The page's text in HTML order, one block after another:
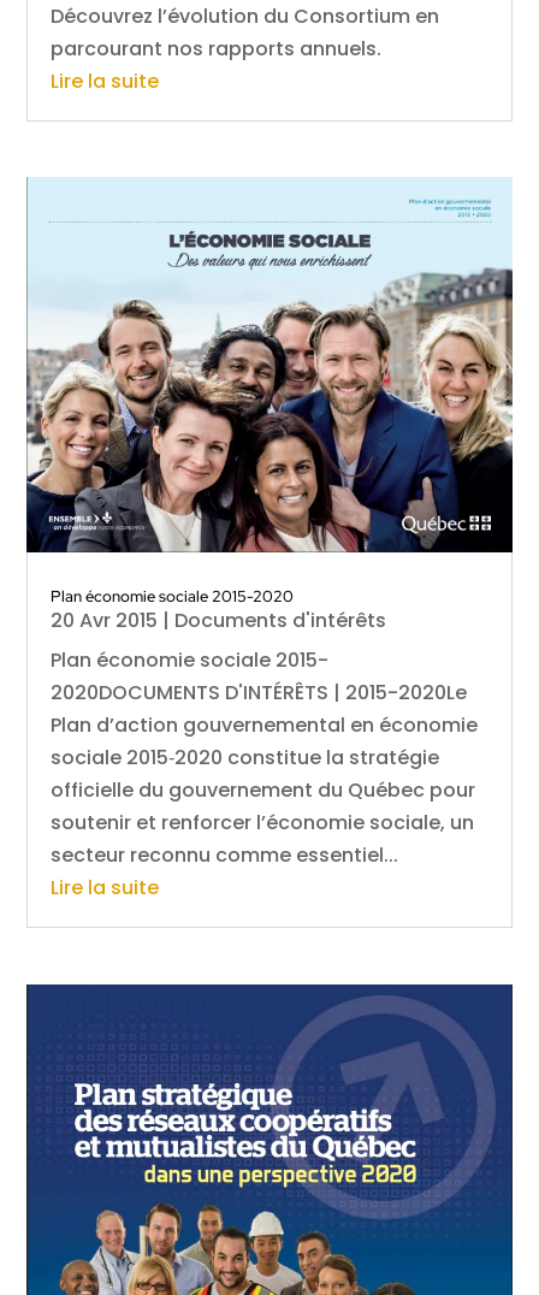
Découvrez l’évolution du Consortium en
parcourant nos rapports annuels.
Lire la suite
Plan économie sociale 2015-2020
20 Avr 2015 | Documents d'intérêts
Plan économie sociale 2015-
2020DOCUMENTS D'INTÉRÊTS | 2015-2020Le
Plan d’action gouvernemental en économie
sociale 2015‑2020 constitue la stratégie
officielle du gouvernement du Québec pour
soutenir et renforcer l’économie sociale, un
secteur reconnu comme essentiel...
Lire la suite